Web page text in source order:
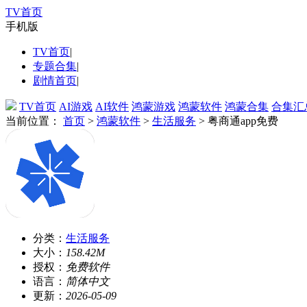
TV首页
手机版
TV首页|
专题合集|
剧情首页|
TV首页 AI游戏 AI软件 鸿蒙游戏 鸿蒙软件 鸿蒙合集 合集汇
当前位置： 首页 > 鸿蒙软件 > 生活服务 > 粤商通app免费
分类： 生活服务
大小： 158.42M
授权： 免费软件
语言： 简体中文
更新： 2026-05-09